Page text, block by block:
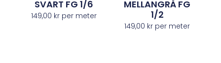
SVART FG 1/6
149,00 krper meter
MELLANGRÅ FG
1/2
149,00 kr per meter